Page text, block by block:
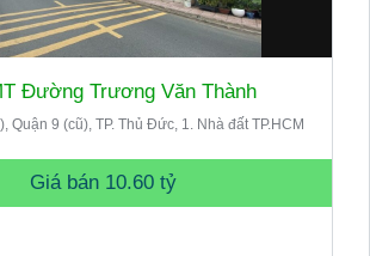
Đường Trương Văn Thành
Quận 9 (cũ), TP. Thủ Đức, 1. Nhà đất TP.HCM
Giá bán 10.60 tỷ